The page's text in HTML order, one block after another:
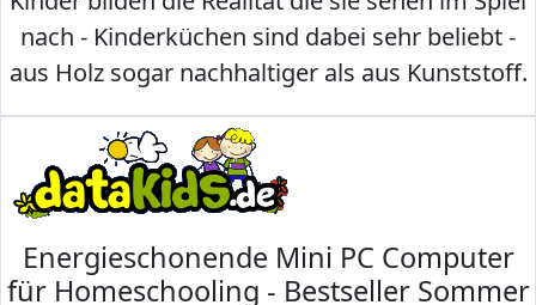
nach - Kinderküchen sind dabei sehr beliebt -
aus Holz sogar nachhaltiger als aus Kunststoff.
Energieschonende Mini PC Computer
für Homeschooling - Bestseller Sommer